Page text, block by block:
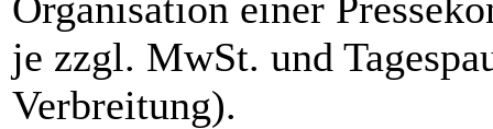
je zzgl. MwSt. und
Verbreitung).